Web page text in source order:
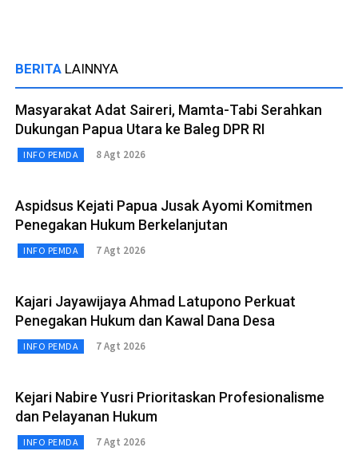
BERITA LAINNYA
Masyarakat Adat Saireri, Mamta-Tabi Serahkan
Dukungan Papua Utara ke Baleg DPR RI
INFO PEMDA 8 Agt 2026
Aspidsus Kejati Papua Jusak Ayomi Komitmen
Penegakan Hukum Berkelanjutan
INFO PEMDA 7 Agt 2026
Kajari Jayawijaya Ahmad Latupono Perkuat
Penegakan Hukum dan Kawal Dana Desa
INFO PEMDA 7 Agt 2026
Kejari Nabire Yusri Prioritaskan Profesionalisme
dan Pelayanan Hukum
INFO PEMDA 7 Agt 2026